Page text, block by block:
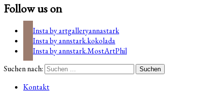
Follow us on
Insta by artgalleryannastark
Insta by annstark.kokolada
Insta by annstark.MostArtPhil
Suchen nach:
Kontakt